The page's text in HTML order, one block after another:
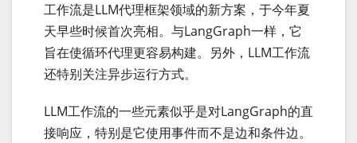
工作流是LLM代理框架领域的新方案，于今年夏
天早些时候首次亮相。与LangGraph一样，它
旨在使循环代理更容易构建。另外，LLM工作流
还特别关注异步运行方式。
LLM工作流的一些元素似乎是对LangGraph的直
接响应，特别是它使用事件而不是边和条件边。